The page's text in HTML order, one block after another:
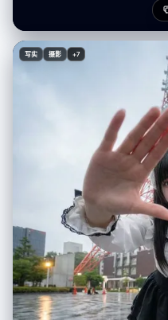
（白色背景裁剪、电子商务风格）
示商品示例： 1.[商品1] - ¥[价格]
[商品4] - ¥[价格] 5.[商品5] - ¥[价格] 6.[商
无衬线体（简洁、极简） ・商品名使用中
明亮、清爽、专业 ・像 Instagram
色板：自然色、白色、柔和的灰色
写实 摄影 +7